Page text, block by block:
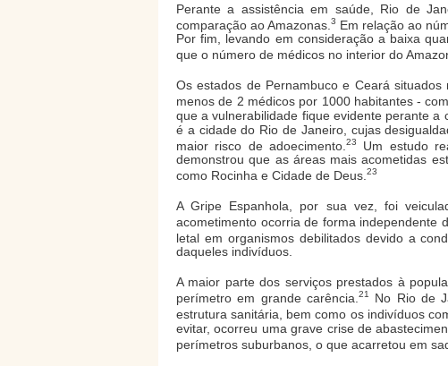
Perante a assistência em saúde, Rio de
comparação ao Amazonas.3 Em relação ao
Por fim, levando em consideração a baixa
que o número de médicos no interior do
Os estados de Pernambuco e Ceará
menos de 2 médicos por 1000 habitantes -
que a vulnerabilidade fique evidente perante a
é a cidade do Rio de Janeiro, cujas
maior risco de adoecimento. 23
Um estudo
demonstrou que as áreas mais acometidas
como Rocinha e Cidade de Deus. 23
A Gripe Espanhola, por sua vez, foi
acometimento ocorria de forma independente
letal em organismos debilitados devido a
daqueles indivíduos.
A maior parte dos serviços prestados à
perímetro em grande carência.21
No Rio de
estrutura sanitária, bem como os indivíduos
evitar, ocorreu uma grave crise de
perímetros suburbanos, o que acarretou em